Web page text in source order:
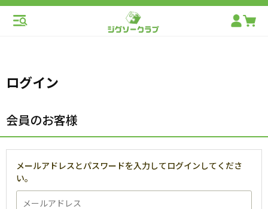
ログイン
会員のお客様
メールアドレスとパスワードを入力してログインしてくださ
い。